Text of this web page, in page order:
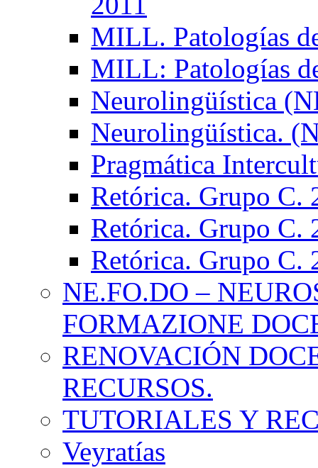
MILL. Patologías
MILL: Patologías
Neurolingüística
Neurolingüística.
Pragmática
Retórica. Grupo C.
Retórica. Grupo C.
Retórica. Grupo C.
NE.FO.DO –
FORMAZIONE
RENOVACIÓN
RECURSOS.
TUTORIALES Y
Veyratías